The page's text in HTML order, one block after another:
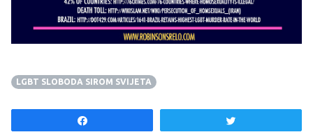
LGBT SLOBODA SIROM SVIJETA